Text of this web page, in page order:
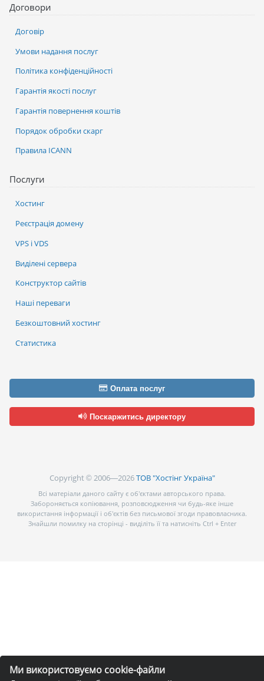
Ми використовуємо cookie-файли
Послуги
Хостинг
Реєстрація домену
VPS і VDS
Виділені сервера
Конструктор сайтів
Наші переваги
Безкоштовний хостинг
Статистика
Договори
Договір
Умови надання послуг
Політика конфіденційності
Гарантія якості послуг
Гарантія повернення коштів
Порядок обробки скарг
Правила ICANN
Оплата послуг
Поскаржитись директору
Copyright © 2006—2026ТОВ "Хостінг Україна"
Всі матеріали даного сайту є об’єктами авторського права.
Забороняється копіювання, розповсюдження чи будь-яке інше
використання інформації і об’єктів без письмової згоди правовласника.
Знайшли помилку на сторінці - виділіть її та натисніть Ctrl + Enter